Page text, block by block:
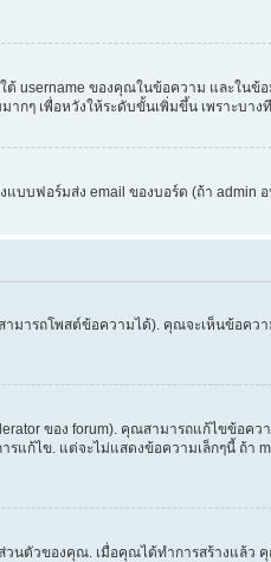
username ของคุณในข้อความ และใ
กๆ เพื่อหวังให้ระดับขั้นเพิ่มขึ้น เพราะบ
บบฟอร์มส่ง email ของบอร์ด (ถ้า
ารถโพสต์ข้อความได้). คุณจะเห็นข้อค
ของ forum). คุณสามารถแก้ไขข้
ไข. แต่จะไม่แสดงข้อความเล็กๆนี้ ถ้า
ตัวของคุณ. เมื่อคุณได้ทำการสร้างแล้ว